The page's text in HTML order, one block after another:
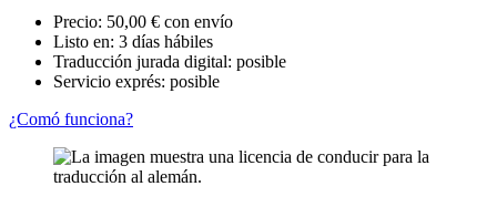
Precio: 50,00 € con envío
Listo en: 3 días hábiles
Traducción jurada digital: posible
Servicio exprés: posible
¿Comó funciona?